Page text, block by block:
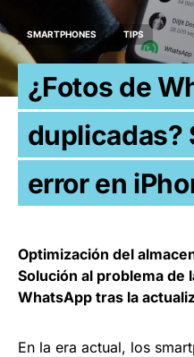
SMARTPHONES TIPS
¿Fotos de
duplicadas?
error en
Optimización del
Solución al problema de
WhatsApp tras la
En la era actual, los